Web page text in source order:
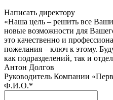
Написать директору
«Наша цель – решить все Ваши
новые возможности для
это качественно и
пожелания – ключ к этому.
как подразделений, так и
Антон Долгов
Руководитель Компании
Ф.И.О.*